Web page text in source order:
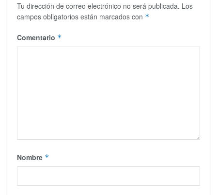
Tu dirección de correo electrónico no será publicada. Los
campos obligatorios están marcados con *
Comentario *
Nombre *